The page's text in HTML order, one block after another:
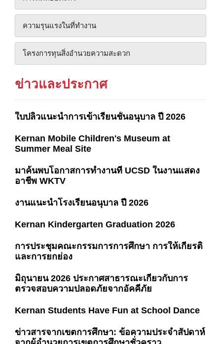
ความรุนแรงในที่ทํางาน
โครงการทุนสิ่งอํานวยความสะดวก
ข่าวและประกาศ
ใบปลิวแนะนำการเข้าเรียนชั้นอนุบาล ปี 2026
Kernan Mobile Children's Museum at
Summer Meal Site
มาค้นพบโอกาสการทำงานที่ UCSD ในงานแสดง
อาชีพ WKTV
งานแนะนำโรงเรียนอนุบาล ปี 2026
Kernan Kindergarten Graduation 2026
การประชุมคณะกรรมการการศึกษา การให้เกียรติ
และการยกย่อง
มิถุนายน 2026 ประกาศสาธารณะเกี่ยวกับการ
ตรวจสอบความปลอดภัยจากอัคคีภัย
Kernan Students Have Fun at School Dance
ข่าวสารจากเขตการศึกษา: ข้อความประจำสัปดาห์